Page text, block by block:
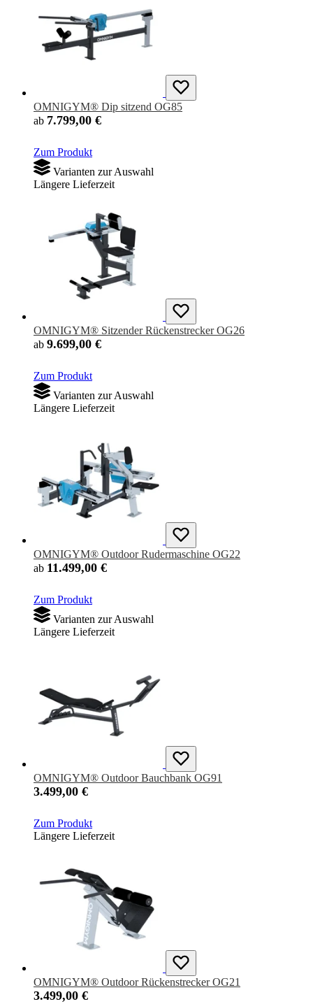
OMNIGYM® Dip sitzend OG85
ab 7.799,00 €
Zum Produkt
Varianten zur Auswahl
Längere Lieferzeit
OMNIGYM® Sitzender Rückenstrecker OG26
ab 9.699,00 €
Zum Produkt
Varianten zur Auswahl
Längere Lieferzeit
OMNIGYM® Outdoor Rudermaschine OG22
ab 11.499,00 €
Zum Produkt
Varianten zur Auswahl
Längere Lieferzeit
OMNIGYM® Outdoor Bauchbank OG91
3.499,00 €
Zum Produkt
Längere Lieferzeit
OMNIGYM® Outdoor Rückenstrecker OG21
3.499,00 €